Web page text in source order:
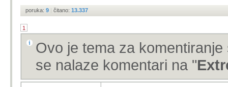
poruka: 9 | čitano: 13.337
1
Ovo je tema za
se nalaze komentari na "